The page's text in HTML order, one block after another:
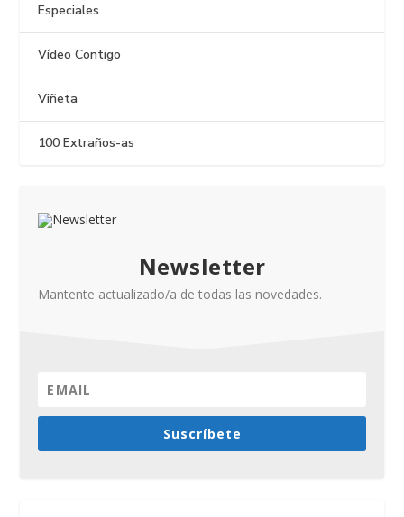
Especiales
Vídeo Contigo
Viñeta
100 Extraños-as
Newsletter
Mantente actualizado/a de todas las novedades.
Suscríbete